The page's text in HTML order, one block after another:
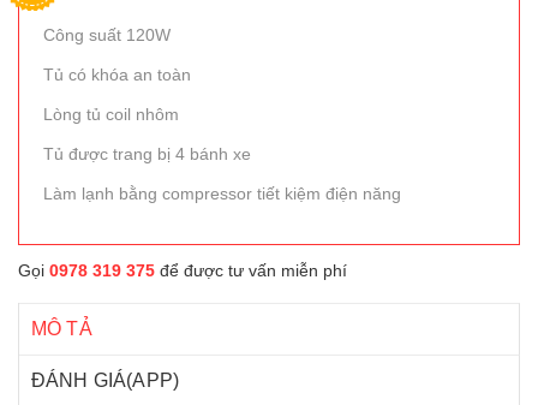
Công suất 120W
Tủ có khóa an toàn
Lòng tủ coil nhôm
Tủ được trang bị 4 bánh xe
Làm lạnh bằng compressor tiết kiệm điện năng
Gọi 0978 319 375 để được tư vấn miễn phí
MÔ TẢ
ĐÁNH GIÁ(APP)